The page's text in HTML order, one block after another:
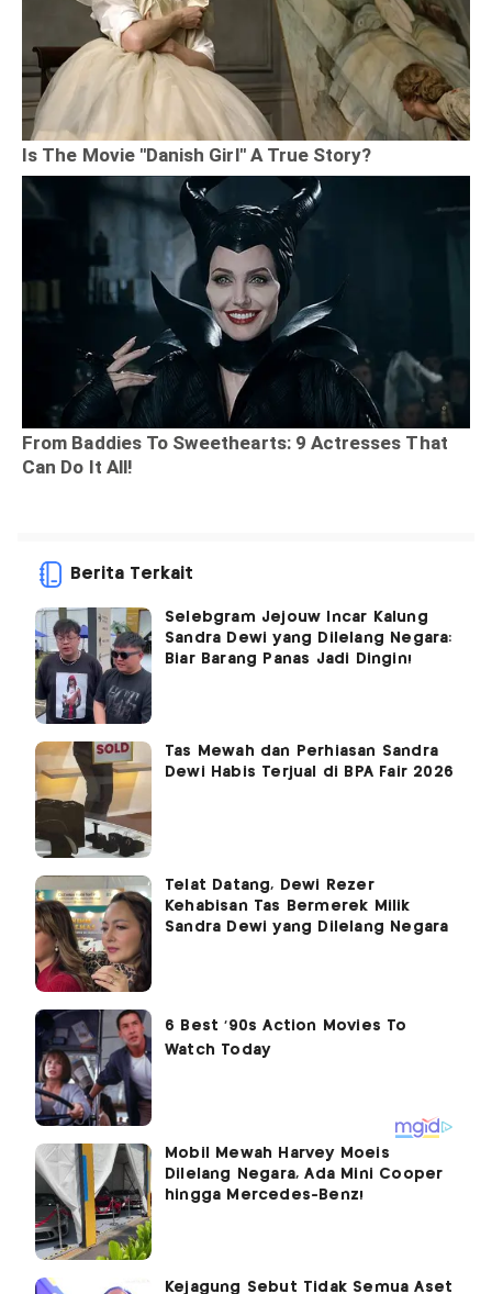
Berita Terkait
Selebgram Jejouw Incar Kalung
Sandra Dewi yang Dilelang Negara:
Biar Barang Panas Jadi Dingin!
Tas Mewah dan Perhiasan Sandra
Dewi Habis Terjual di BPA Fair 2026
Telat Datang, Dewi Rezer
Kehabisan Tas Bermerek Milik
Sandra Dewi yang Dilelang Negara
Mobil Mewah Harvey Moeis
Dilelang Negara, Ada Mini Cooper
hingga Mercedes-Benz!
Kejagung Sebut Tidak Semua Aset